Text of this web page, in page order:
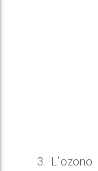
3.